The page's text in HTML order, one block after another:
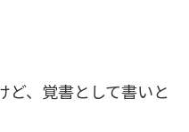
ど、覚書として書いと